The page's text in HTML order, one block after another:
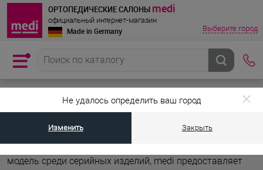
Не удалось определить ваш город
Изменить Закрыть
ОРТОПЕДИЧЕСКИЕ САЛОНЫ medi
официальный интернет-магазин
Made in Germany Выберите город
Главная страница Индивидуальный компрессионный
Индивидуальный компрессионный трикотаж
Если вы хотите получить уникальную модель
модель среди серийных изделий, medi предоставляет